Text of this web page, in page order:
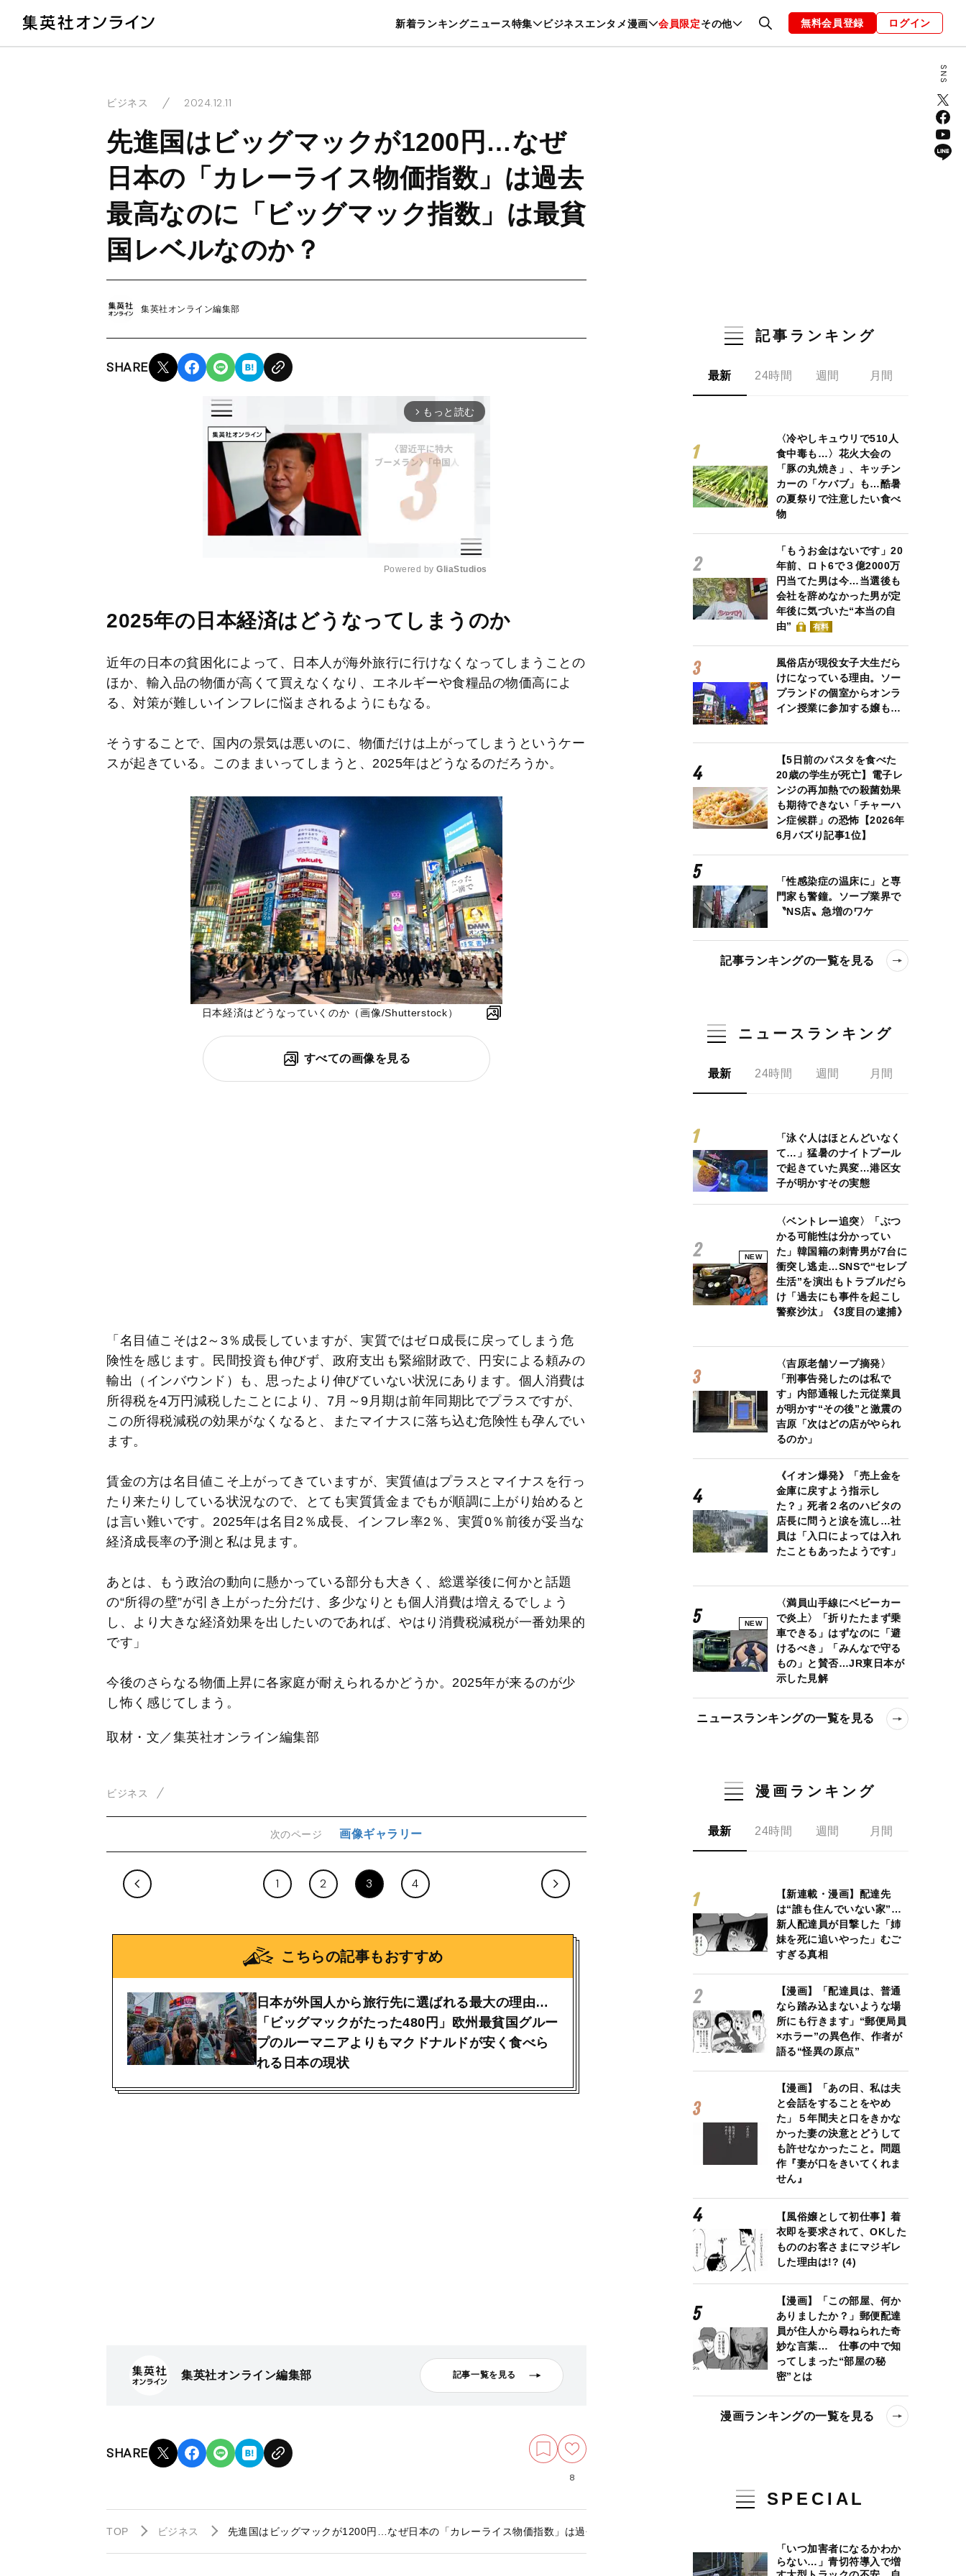
新着ランキングニュース特集 ビジネスエンタメ漫画 会員限定その他
暮らし スポーツ ヘルスケア 美容 グルメ ファッション 恋愛・結婚 編集部 お知らせ
無料会員登録 ログイン
ビジネス 2024.12.11
先進国はビッグマックが1200円…なぜ
日本の「カレーライス物価指数」は過去
最高なのに「ビッグマック指数」は最貧
国レベルなのか？
集英社オンライン編集部
SHARE
arrow_forward_ios もっと読む
M
u
e
Powered by GliaStudios
2025年の日本経済はどうなってしまうのか
近年の日本の貧困化によって、日本人が海外旅行に行けなくなってしまうことの
ほか、輸入品の物価が高くて買えなくなり、エネルギーや食糧品の物価高によ
る、対策が難しいインフレに悩まされるようにもなる。
そうすることで、国内の景気は悪いのに、物価だけは上がってしまうというケー
スが起きている。このままいってしまうと、2025年はどうなるのだろうか。
日本経済はどうなっていくのか（画像/Shutterstock）
すべての画像を見る
「名目値こそは2～3％成長していますが、実質ではゼロ成長に戻ってしまう危
険性を感じます。民間投資も伸びず、政府支出も緊縮財政で、円安による頼みの
輸出（インバウンド）も、思ったより伸びていない状況にあります。個人消費は
所得税を4万円減税したことにより、7月～9月期は前年同期比でプラスですが、
この所得税減税の効果がなくなると、またマイナスに落ち込む危険性も孕んでい
ます。
賃金の方は名目値こそ上がってきていますが、実質値はプラスとマイナスを行っ
たり来たりしている状況なので、とても実質賃金までもが順調に上がり始めると
は言い難いです。2025年は名目2％成長、インフレ率2％、実質0％前後が妥当な
経済成長率の予測と私は見ます。
あとは、もう政治の動向に懸かっている部分も大きく、総選挙後に何かと話題
の“所得の壁”が引き上がった分だけ、多少なりとも個人消費は増えるでしょう
し、より大きな経済効果を出したいのであれば、やはり消費税減税が一番効果的
です」
今後のさらなる物価上昇に各家庭が耐えられるかどうか。2025年が来るのが少
し怖く感じてしまう。
取材・文／集英社オンライン編集部
ビジネス
次のページ 画像ギャラリー
1 2 3 4
こちらの記事もおすすめ
日本が外国人から旅行先に選ばれる最大の理由…
「ビッグマックがたった480円」欧州最貧国グルー
プのルーマニアよりもマクドナルドが安く食べら
れる日本の現状
記事一覧を見る
集英社オンライン編集部
SHARE
8
TOP ビジネス 先進国はビッグマックが1200円…なぜ日本の「カレーライス物価指数」は過去最高なのに「ビッグマック指数」は最貧国レベルなのか？
記事ランキング
最新 24時間 週間 月間
〈冷やしキュウリで510人
食中毒も…〉花火大会の
「豚の丸焼き」、キッチン
カーの「ケバブ」も…酷暑
の夏祭りで注意したい食べ
物
「もうお金はないです」20
年前、ロト6で３億2000万
円当てた男は今…当選後も
会社を辞めなかった男が定
年後に気づいた“本当の自
由”
有料
風俗店が現役女子大生だら
けになっている理由。ソー
プランドの個室からオンラ
イン授業に参加する嬢も…
【5日前のパスタを食べた
20歳の学生が死亡】電子レ
ンジの再加熱での殺菌効果
も期待できない「チャーハ
ン症候群」の恐怖【2026年
6月バズり記事1位】
「性感染症の温床に」と専
門家も警鐘。ソープ業界で
〝NS店〟急増のワケ
記事ランキングの一覧を見る
ニュースランキング
最新 24時間 週間 月間
「泳ぐ人はほとんどいなく
て…」猛暑のナイトプール
で起きていた異変…港区女
子が明かすその実態
NEW
〈ベントレー追突〉「ぶつ
かる可能性は分かってい
た」韓国籍の刺青男が7台に
衝突し逃走…SNSで“セレブ
生活”を演出もトラブルだら
け「過去にも事件を起こし
警察沙汰」《3度目の逮捕》
〈吉原老舗ソープ摘発〉
「刑事告発したのは私で
す」内部通報した元従業員
が明かす“その後”と激震の
吉原「次はどの店がやられ
るのか」
《イオン爆発》「売上金を
金庫に戻すよう指示し
た？」死者２名のハビタの
店長に問うと涙を流し…社
員は「入口によっては入れ
たこともあったようです」
NEW
〈満員山手線にベビーカー
で炎上〉「折りたたまず乗
車できる」はずなのに「避
けるべき」「みんなで守る
もの」と賛否…JR東日本が
示した見解
ニュースランキングの一覧を見る
漫画ランキング
最新 24時間 週間 月間
【新連載・漫画】配達先
は“誰も住んでいない家”…
新人配達員が目撃した「姉
妹を死に追いやった」むご
すぎる真相
【漫画】「配達員は、普通
なら踏み込まないような場
所にも行きます」“郵便局員
×ホラー”の異色作、作者が
語る“怪異の原点”
【漫画】「あの日、私は夫
と会話をすることをやめ
た」５年間夫と口をきかな
かった妻の決意とどうして
も許せなかったこと。問題
作『妻が口をきいてくれま
せん』
【風俗嬢として初仕事】着
衣即を要求されて、OKした
もののお客さまにマジギレ
した理由は!? (4)
【漫画】「この部屋、何か
ありましたか？」郵便配達
員が住人から尋ねられた奇
妙な言葉… 仕事の中で知
ってしまった“部屋の秘
密”とは
漫画ランキングの一覧を見る
SPECIAL
「いつ加害者になるかわか
らない…」青切符導入で増